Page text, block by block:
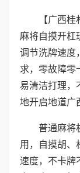
【广西
麻将自摸开杠
调节洗牌速度
求，零故障零
易清洁打理，
地开启地道广
普通麻将
用，自摸胡、
速度，不卡牌